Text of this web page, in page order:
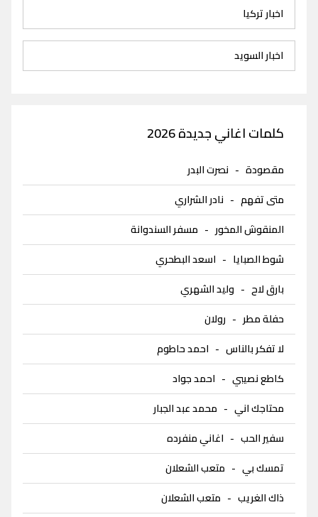
اخبار تركيا
اخبار السويد
كلمات اغاني جديدة 2026
مقصودة - نصرت البدر
متى تفهم - نادر الشراري
المنقوش المخور - مسفر السندوانة
شوط الصبايا - اسعد البطحري
بارق لاح - وليد الشهري
حفلة مطر - رولان
لا تفكر بالناس - احمد حاطوم
كاطع نصيبي - احمد جواد
محتاجك اني - محمد عبد الجبار
سفير الحب - اغاني منفرده
تمسك بي - متعب الشعلان
ذاك الغريب - متعب الشعلان